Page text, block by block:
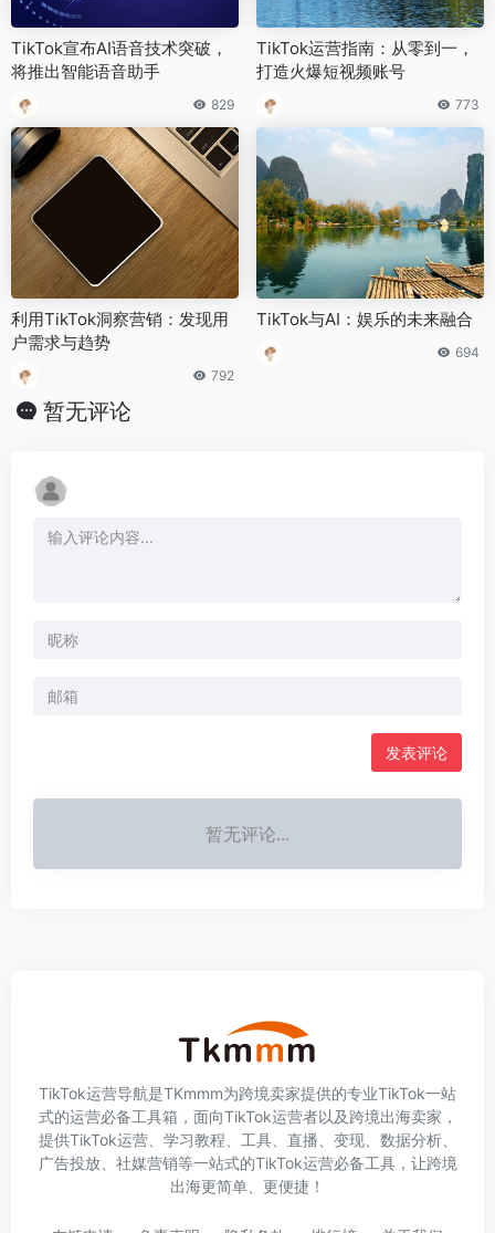
TikTok宣布AI语音技术突破，
将推出智能语音助手
829
TikTok运营指南：从零到一，
打造火爆短视频账号
773
利用TikTok洞察营销：发现用
户需求与趋势
792
TikTok与AI：娱乐的未来融合
694
暂无评论
发表评论
暂无评论...
TikTok运营导航是TKmmm为跨境卖家提供的专业TikTok一站
式的运营必备工具箱，面向TikTok运营者以及跨境出海卖家，
提供TikTok运营、学习教程、工具、直播、变现、数据分析、
广告投放、社媒营销等一站式的TikTok运营必备工具，让跨境
出海更简单、更便捷！